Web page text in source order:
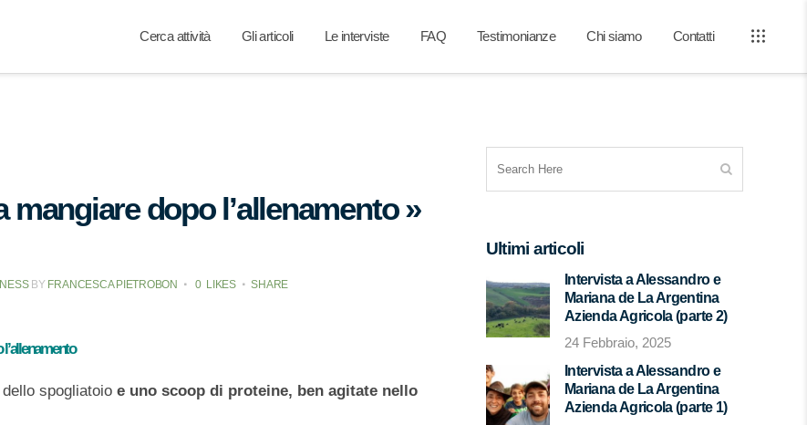
Cerca attività Gli articoli Le interviste FAQ Testimonianze Chi siamo Contatti
dopo l’allenamento »
BY FRANCESCA PIETROBON 0 LIKES SHARE
spogliatoio e uno scoop di proteine, ben agitate nello
Ultimi articoli
Intervista a Alessandro e
Mariana de La Argentina
Azienda Agricola (parte 2)
24 Febbraio, 2025
Intervista a Alessandro e
Mariana de La Argentina
Azienda Agricola (parte 1)